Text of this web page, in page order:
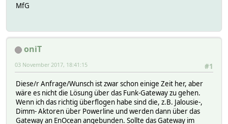
MfG
oniT
#1
03 November 2017, 18:41:15
Diese/r Anfrage/Wunsch ist zwar schon einige Zeit her, aber
wäre es nicht die Lösung über das Funk-Gateway zu gehen.
Wenn ich das richtig überflogen habe sind die, z.B. Jalousie-,
Dimm- Aktoren über Powerline und werden dann über das
Gateway an EnOcean angebunden. Sollte das Gateway im